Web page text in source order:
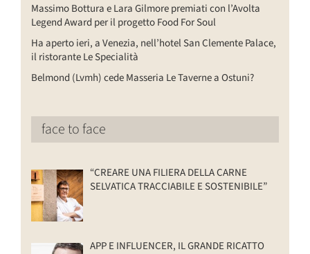
Massimo Bottura e Lara Gilmore premiati con l’Avolta
Legend Award per il progetto Food For Soul
Ha aperto ieri, a Venezia, nell’hotel San Clemente Palace,
il ristorante Le Specialità
Belmond (Lvmh) cede Masseria Le Taverne a Ostuni?
face to face
“CREARE UNA FILIERA DELLA CARNE
SELVATICA TRACCIABILE E SOSTENIBILE”
APP E INFLUENCER, IL GRANDE RICATTO